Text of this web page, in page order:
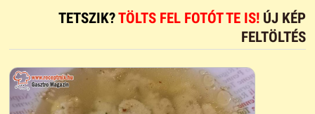
TETSZIK?TÖLTS FEL FOTÓT TE IS! ÚJ KÉP
FELTÖLTÉS